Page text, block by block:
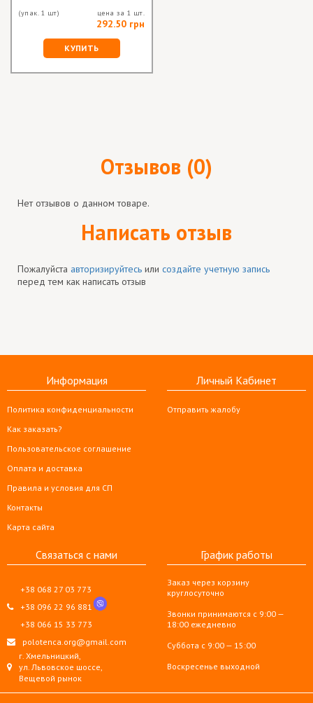
(упак. 1 шт) цена за 1 шт.
292.50 грн
КУПИТЬ
Отзывов (0)
Нет отзывов о данном товаре.
Написать отзыв
Пожалуйста авторизируйтесь или создайте учетную запись
перед тем как написать отзыв
Информация
Политика конфиденциальности
Как заказать?
Пользовательское соглашение
Оплата и доставка
Правила и условия для СП
Контакты
Карта сайта
Личный Кабинет
Отправить жалобу
Связаться с нами
+38 068 27 03 773
+38 096 22 96 881
+38 066 15 33 773
polotenca.org@gmail.com
г. Хмельницкий,
ул. Львовское шоссе,
Вещевой рынок
График работы
Заказ через корзину
круглосуточно
Звонки принимаются с 9:00 —
18:00 ежедневно
Суббота с 9:00 — 15:00
Воскресенье выходной